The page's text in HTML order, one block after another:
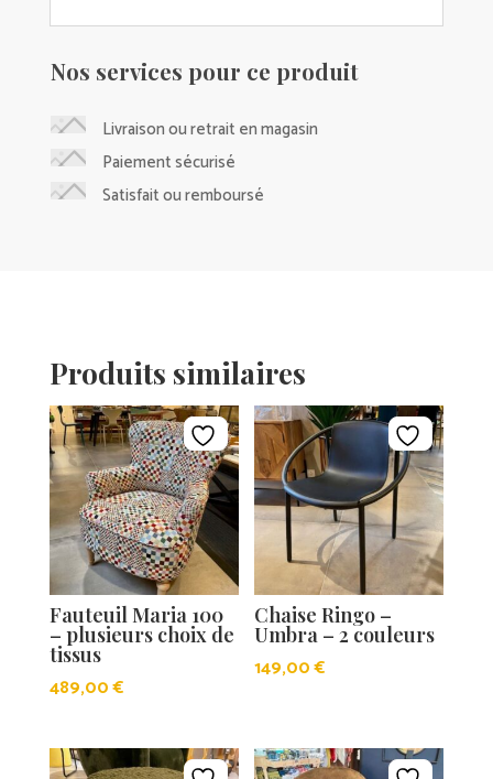
Nos services pour ce produit
Livraison ou retrait en magasin
Paiement sécurisé
Satisfait ou remboursé
Produits similaires
Fauteuil Maria 100
– plusieurs choix de
tissus
489,00€
Chaise Ringo –
Umbra – 2 couleurs
149,00€